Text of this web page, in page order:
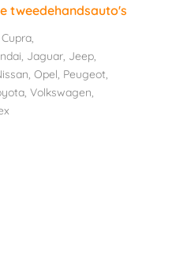
tweedehandsauto's
Cupra,
, Jaguar, Jeep,
, Opel, Peugeot,
, Volkswagen,